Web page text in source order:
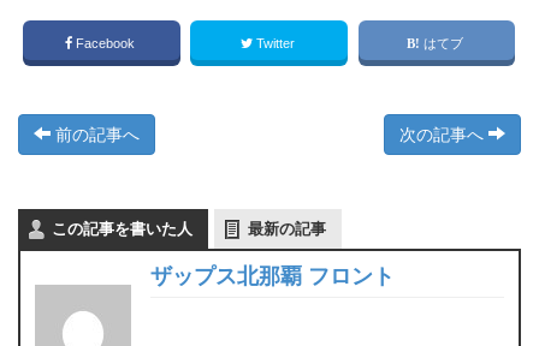
Facebook Twitter はてブ
前の記事へ 次の記事へ
この記事を書いた人 最新の記事
ザップス北那覇 フロント